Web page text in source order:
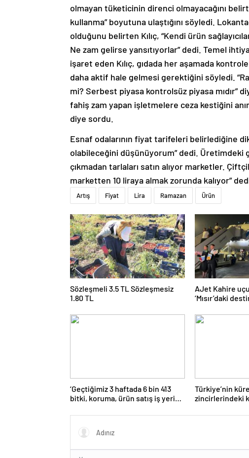
olmayan tüketicinin direnci olmayacağını
kullanma” boyutuna ulaştığını söyledi.
olduğunu belirten Kılıç, “Kendi ürün
Ne zam gelirse yansıtıyorlar” dedi. Temel
işaret eden Kılıç, gıdada her aşamada
daha aktif hale gelmesi gerektiğini söyledi.
mi? Serbest piyasa kontrolsüz piyasa mıdır”
fahiş zam yapan işletmelere ceza kestiğini
diye sordu.
Esnaf odalarının fiyat tarifeleri belirlediğine
olabileceğini düşünüyorum” dedi. Üretimdeki
çıkmadan tarlaları satın alıyor marketler.
marketten 10 liraya almak zorunda kalıyor”
Artış Fiyat Lira Ramazan Ürün
Sözleşmeli 3.5 TL Sözleşmesiz
1.80 TL
AJet Kahire
‘Mısır’daki
‘Geçtiğimiz 3 haftada 6 bin 413
bitki, koruma, ürün satış iş yeri
Türkiye’nin
zincirlerindeki